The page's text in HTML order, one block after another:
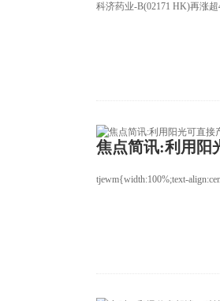
科济药业-B(02171 HK)再涨
焦点简讯:利用阳
tjewm{width:100%;text-